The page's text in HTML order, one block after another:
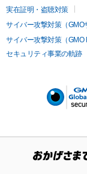
実在証明・盗聴対策
サイバー攻撃対策（GMO
サイバー攻撃対策（GMO
セキュリティ事業の軌跡